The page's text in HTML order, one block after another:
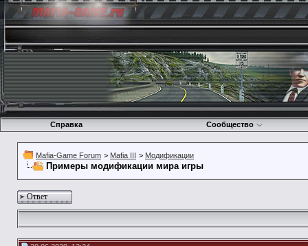
Справка Сообщество
Mafia-Game Forum > Mafia III > Модификации
Примеры модификации мира игры
Ответ